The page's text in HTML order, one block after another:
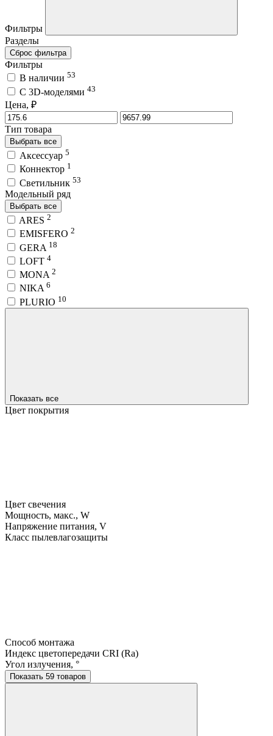
Фильтры
Разделы
Сброс фильтра
Фильтры
В наличии 53
C 3D-моделями 43
Цена, ₽
Тип товара
Выбрать все
Аксессуар 5
Коннектор 1
Светильник 53
Модельный ряд
Выбрать все
ARES 2
EMISFERO 2
GERA 18
LOFT 4
MONA 2
NIKA 6
PLURIO 10
Показать все
Цвет покрытия
Цвет свечения
Мощность, макс., W
Напряжение питания, V
Класс пылевлагозащиты
Способ монтажа
Индекс цветопередачи CRI (Ra)
Угол излучения, °
Показать 59 товаров